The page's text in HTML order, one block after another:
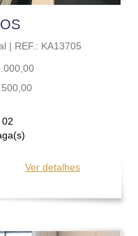
| REF.: KA13705
02
Ver detalhes